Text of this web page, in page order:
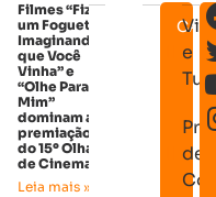
Filmes “Fiz
um Foguete
Imaginando
que Você
Vinha” e
“Olhe Para
Mim”
dominam a
premiação
do 15º Olhar
de Cinema
Leia mais »
e
de